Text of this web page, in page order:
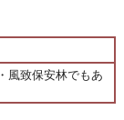
風致保安林でもあ